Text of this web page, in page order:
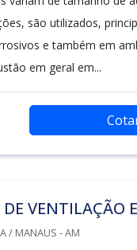
são utilizados,
e também em
em geral em...
VENTILAÇÃO
/ MANAUS - AM